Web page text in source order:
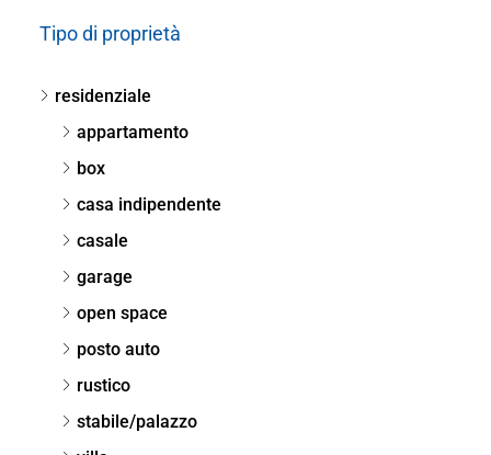
Tipo di proprietà
residenziale
appartamento
box
casa indipendente
casale
garage
open space
posto auto
rustico
stabile/palazzo